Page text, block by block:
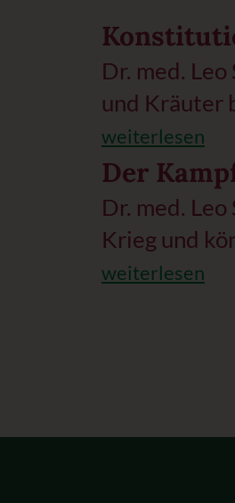
Dr. med.
und Kräuter
weiterlesen
Der
Dr. med.
Krieg und
weiterlesen